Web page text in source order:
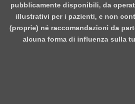
pubblicamente disponibili, da
illustrativi per i pazienti, e non
(proprie) né raccomandazioni da
alcuna forma di influenza sulla